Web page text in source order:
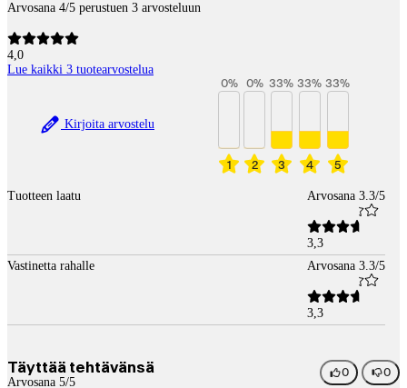
Arvosana 4/5 perustuen 3 arvosteluun
4,0
Lue kaikki 3 tuotearvostelua
Kirjoita arvostelu
1
0%
2
0%
3
33%
4
33%
5
33%
Tuotteen laatu Arvosana 3.3/5
3,3
Vastinetta rahalle
Arvosana 3.3/5
3,3
Täyttää tehtävänsä
Arvosana 5/5
0 0